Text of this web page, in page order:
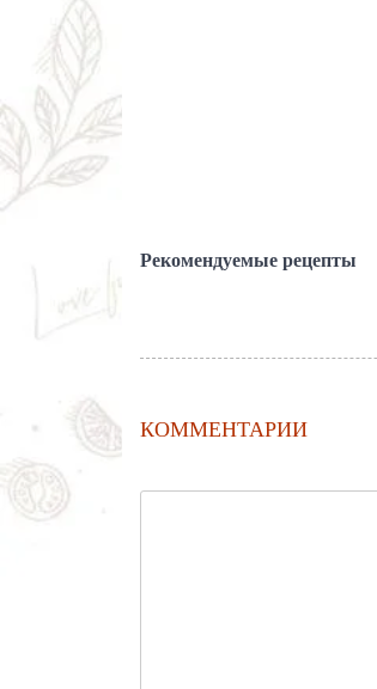
Рекомендуемые рецепты
КОММЕНТАРИИ